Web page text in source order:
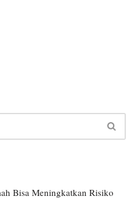
Bisa Meningkatkan Risiko